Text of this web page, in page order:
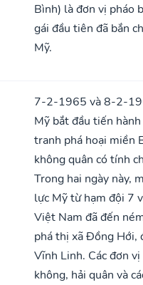
Bình) là đơn vị pháo
gái đầu tiên đã bắn
Mỹ.
7-2-1965 và 8-2-
Mỹ bắt đầu tiến hành
tranh phá hoại miền
không quân có tính
Trong hai ngày này,
lực Mỹ từ hạm đội 7
Việt Nam đã đến
phá thị xã Đồng Hới,
Vĩnh Linh. Các đơn
không, hải quân và